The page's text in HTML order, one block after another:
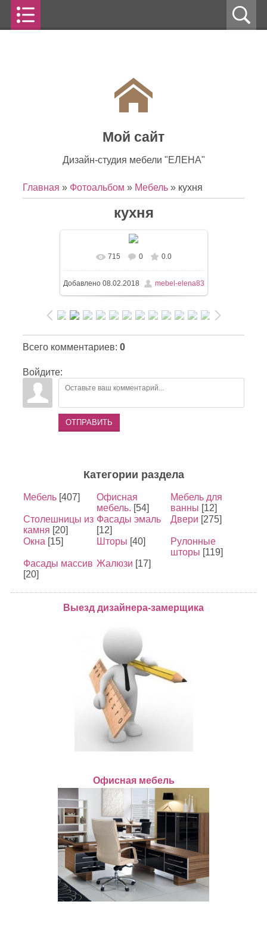
Мой сайт
Дизайн-студия мебели "ЕЛЕНА"
Главная » Фотоальбом » Мебель » кухня
кухня
715 0 0.0
Добавлено08.02.2018 mebel-elena83
Всего комментариев: 0
Войдите:
ОТПРАВИТЬ
Категории раздела
Мебель [407]
Офисная
мебель. [54]
Мебель для
ванны [12]
Столешницы из
камня [20]
Фасады эмаль
[12]
Двери [275]
Окна [15] Шторы [40]
Рулонные
шторы [119]
Фасады массив
[20]
Жалюзи [17]
Выезд дизайнера-замерщика
Офисная мебель